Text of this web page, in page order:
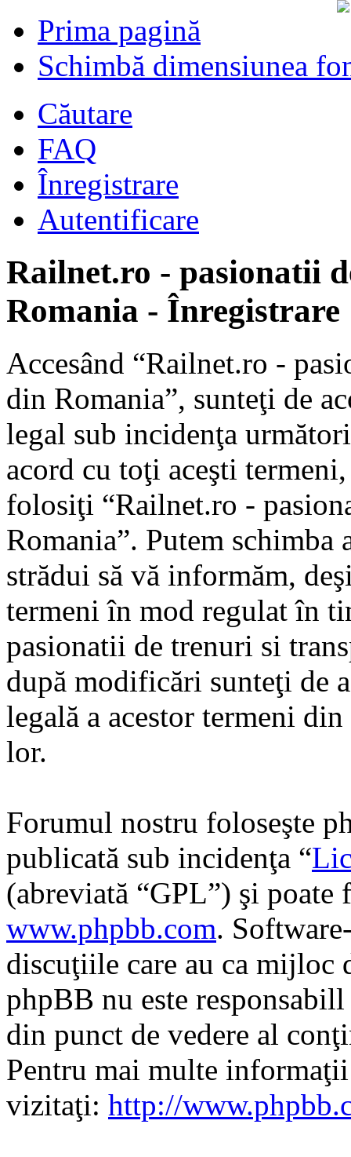
Prima pagină
Schimbă dimensiunea
Căutare
FAQ
Înregistrare
Autentificare
Railnet.ro - pasionatii
Romania - Înregistrare
Accesând “Railnet.ro -
din Romania”, sunteţi de
legal sub incidenţa
acord cu toţi aceşti
folosiţi “Railnet.ro -
Romania”. Putem
strădui să vă informăm,
termeni în mod regulat în
pasionatii de trenuri si
după modificări sunteţi de
legală a acestor termeni
lor.
Forumul nostru foloseşte
publicată sub incidenţa “
(abreviată “GPL”) şi poate
www.phpbb.com.
discuţiile care au ca mijloc
phpBB nu este
din punct de vedere al
Pentru mai multe
vizitaţi: http://